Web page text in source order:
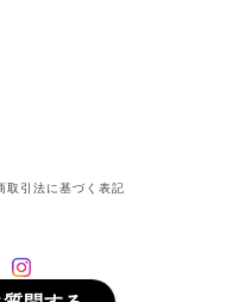
取引法に基づく表記